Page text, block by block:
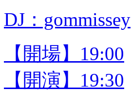
DJ：gommissey
【開場】19:00
【開演】19:30